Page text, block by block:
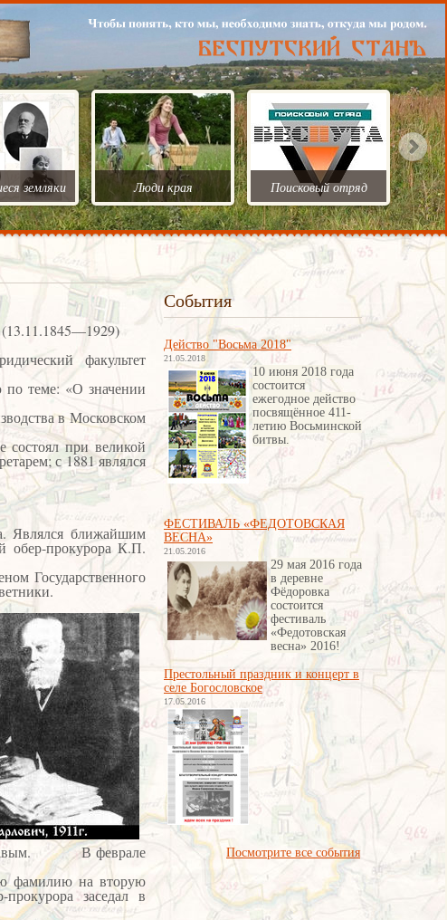
земляки Люди края Поисковый отряд
факультет
теме: «О значении
в Московском
состоял при великой
с 1881 являлся
Являлся ближайшим
обер-прокурора К.П.
Государственного
правым. В феврале
фамилию на вторую
заседал в
События
Действо "Восьма 2018"
21.05.2018
10 июня 2018 года
состоится
ежегодное действо
посвящённое 411-
летию Восьминской
битвы.
ФЕСТИВАЛЬ «ФЕДОТОВСКАЯ
ВЕСНА»
21.05.2016
29 мая 2016 года
в деревне
Фёдоровка
состоится
фестиваль
«Федотовская
весна» 2016!
Престольный праздник и концерт в
селе Богословское
17.05.2016
Посмотрите все события